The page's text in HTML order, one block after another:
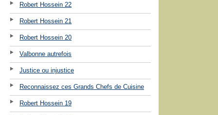
Robert Hossein 22
Robert Hossein 21
Robert Hossein 20
Valbonne autrefois
Justice ou injustice
Reconnaissez ces Grands Chefs de Cuisine
Robert Hossein 19